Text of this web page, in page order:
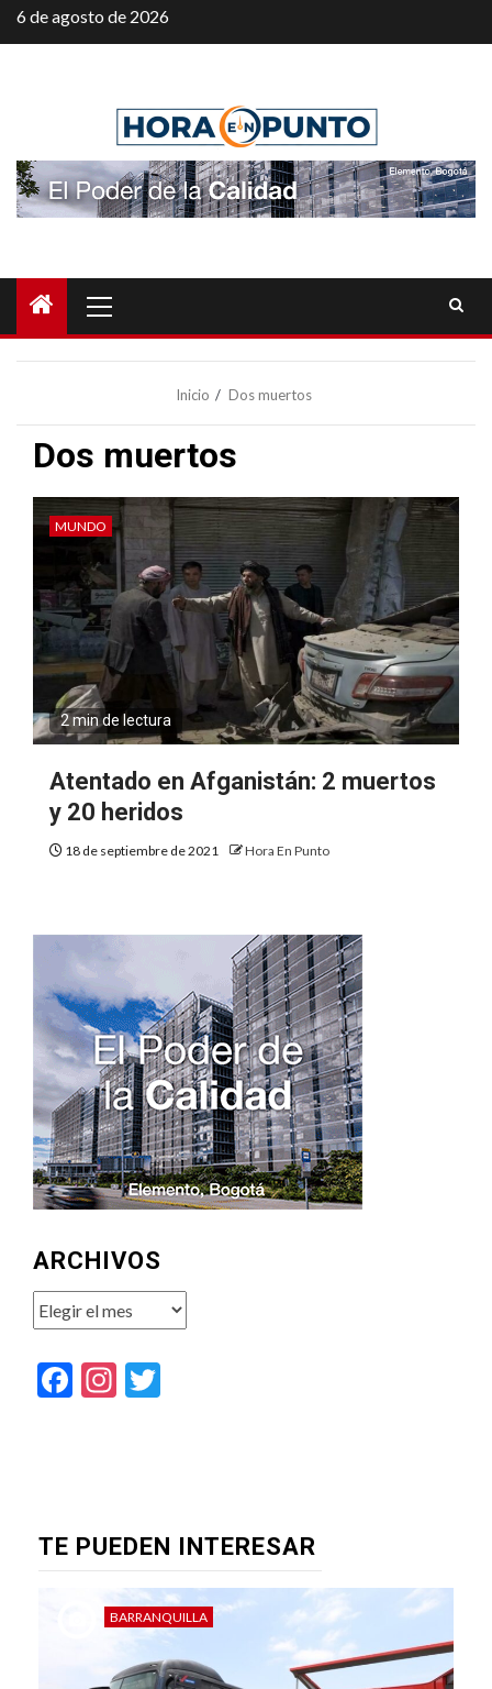
Saltar
al
6 de agosto de 2026
principal
Inicio Dos muertos
Dos muertos
MUNDO
2 min de lectura
Atentado en Afganistán: 2 muertos
y 20 heridos
18 de septiembre de 2021 Hora En Punto
ARCHIVOS
Archivos
Facebook
Instagram
TE PUEDEN INTERESAR
BARRANQUILLA